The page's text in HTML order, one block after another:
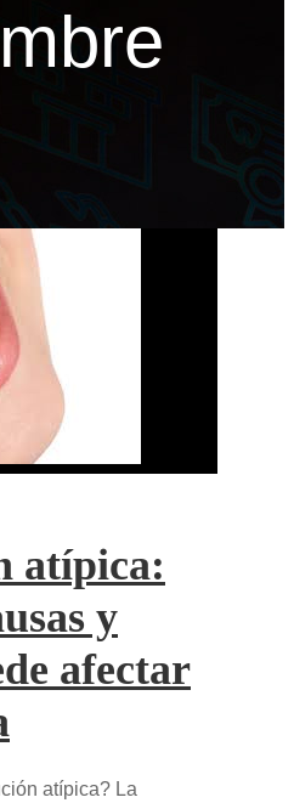
atípica:
y
afectar
atípica? La